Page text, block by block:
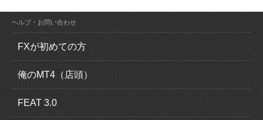
ヘルプ・お問い合わせ
FXが初めての方
FX（外国為替証拠金取引）とは？
FXの魅力とは？
俺のMT4（店頭）
俺のMT4（MetaTrader4）の特徴
FEAT 3.0